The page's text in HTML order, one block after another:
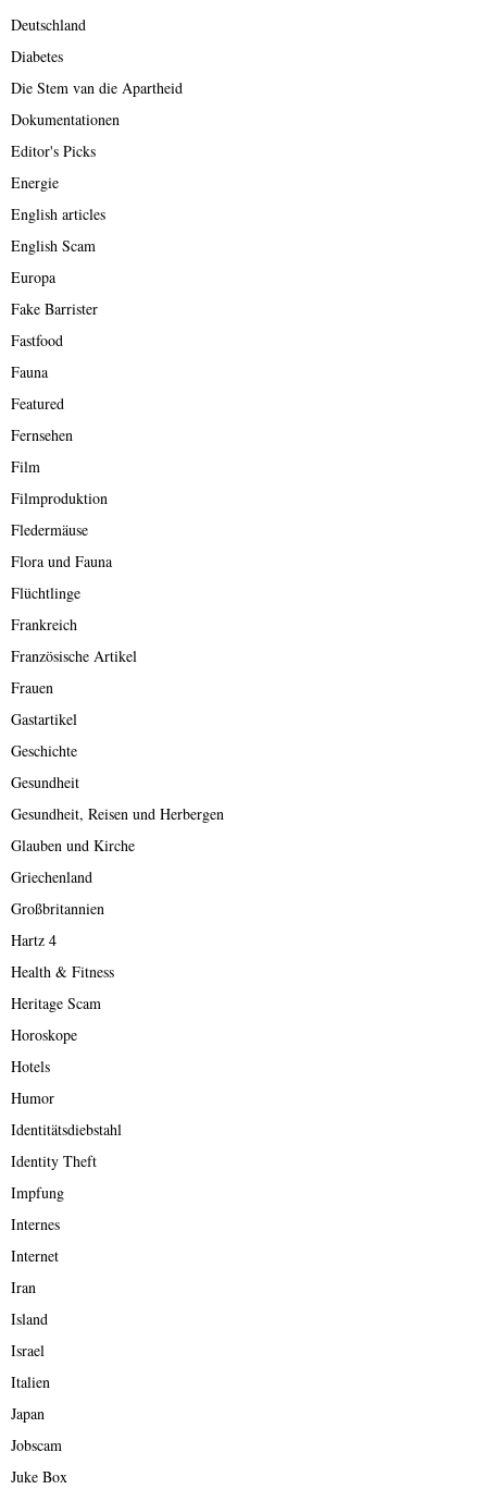
Deutschland
Diabetes
Die Stem van die Apartheid
Dokumentationen
Editor's Picks
Energie
English articles
English Scam
Europa
Fake Barrister
Fastfood
Fauna
Featured
Fernsehen
Film
Filmproduktion
Fledermäuse
Flora und Fauna
Flüchtlinge
Frankreich
Französische Artikel
Frauen
Gastartikel
Geschichte
Gesundheit
Gesundheit, Reisen und Herbergen
Glauben und Kirche
Griechenland
Großbritannien
Hartz 4
Health & Fitness
Heritage Scam
Horoskope
Hotels
Humor
Identitätsdiebstahl
Identity Theft
Impfung
Internes
Internet
Iran
Island
Israel
Italien
Japan
Jobscam
Juke Box